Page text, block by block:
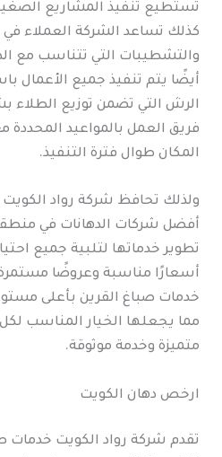
تستطيع تنفيذ المشاريع
كذلك تساعد الشركة العملاء في
والتشطيبات التي تتناسب مع
أيضًا يتم تنفيذ جميع الأعمال
الرش التي تضمن توزيع الطلاء
فريق العمل بالمواعيد
المكان طوال فترة التنفيذ.
ولذلك تحافظ شركة رواد
أفضل شركات الدهانات في
تطوير خدماتها لتلبية جميع
أسعارًا مناسبة وعروضًا
خدمات صباغ القرين بأعلى
مما يجعلها الخيار المناسب
متميزة وخدمة موثوقة.
ارخص دهان الكويت
تقدم شركة رواد الكويت خدمات